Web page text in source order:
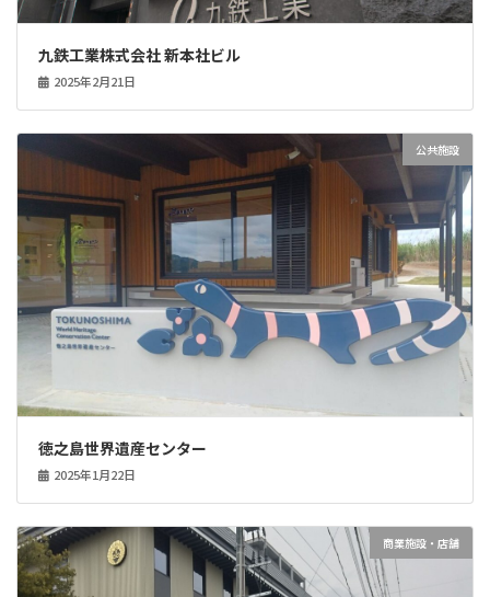
九鉄工業株式会社 新本社ビル
2025年2月21日
公共施設
徳之島世界遺産センター
2025年1月22日
商業施設・店舗